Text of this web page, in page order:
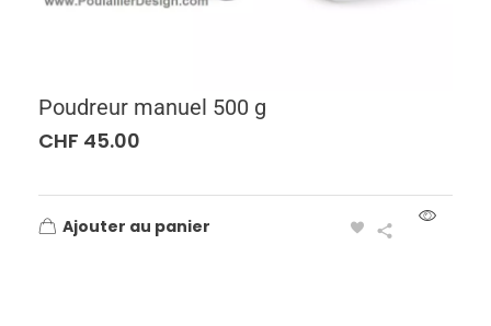
Poudreur manuel 500 g
CHF 45.00
Ajouter au panier